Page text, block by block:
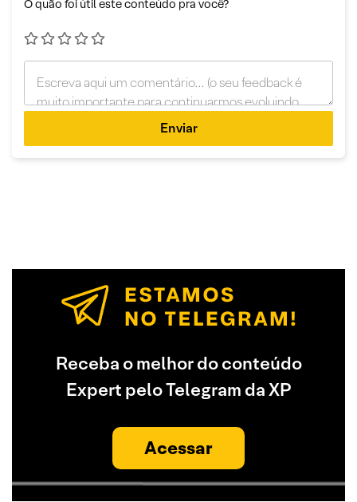
O quão foi útil este conteúdo pra você?
Enviar
Receba o melhor do conteúdo
Expert pelo Telegram da XP
Acessar